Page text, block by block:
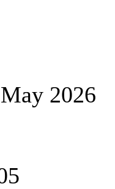
2026